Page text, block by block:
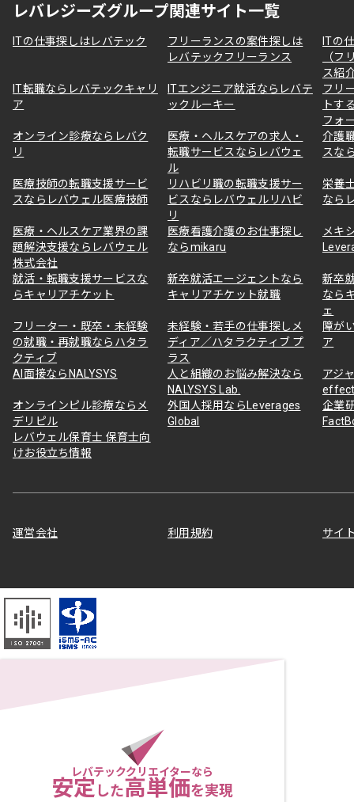
レバレジーズグループ関連サイト一覧
ITの仕事探しはレバテック
フリーランスの案件探しは
レバテックフリーランス
ITの
（フ
ス紹
IT転職ならレバテックキャリ
ア
ITエンジニア就活ならレバテ
ックルーキー
フリ
トす
フォ
オンライン診療ならレバク
リ
医療・ヘルスケアの求人・
転職サービスならレバウェ
ル
介護
スな
医療技師の転職支援サービ
スならレバウェル医療技師
リハビリ職の転職支援サー
ビスならレバウェルリハビ
リ
栄養
なら
医療・ヘルスケア業界の課
題解決支援ならレバウェル
株式会社
医療看護介護のお仕事探し
ならmikaru
メキ
就活・転職支援サービスな
らキャリアチケット
新卒就活エージェントなら
キャリアチケット就職
新卒
なら
ェ
フリーター・既卒・未経験
の就職・再就職ならハタラ
クティブ
未経験・若手の仕事探しメ
ディア／ハタラクティブ プ
ラス
障が
ア
AI面接ならNALYSYS
人と組織のお悩み解決なら
NALYSYS Lab.
アジ
オンラインピル診療ならメ
デリピル
外国人採用ならLeverages
Global
企業
レバウェル保育士 保育士向
けお役立ち情報
運営会社 利用規約 サイ
レバテッククリエイターなら
安定した高単価を実現